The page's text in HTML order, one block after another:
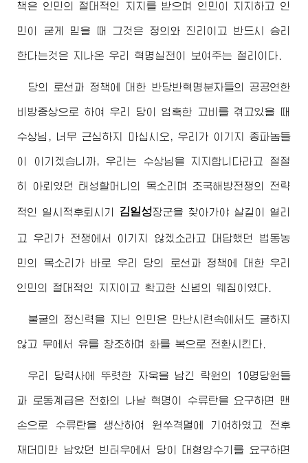
책은 인민의 절대적인 지지를 받으며 인민이 지지하고 인
민이 굳게 믿을 때 그것은 정의와 진리이고 반드시 승리
한다는것은 지나온 우리 혁명실천이 보여주는 철리이다.
당의 로선과 정책에 대한 반당반혁명분자들의 공공연한
비방중상으로 하여 우리 당이 엄혹한 고비를 겪고있을 때
수상님, 너무 근심하지 마십시오, 우리가 이기지 종파놈들
이 이기겠습니까, 우리는 수상님을 지지합니다라고 절절
히 아뢰였던 태성할머니의 목소리며 조국해방전쟁의 전략
적인 일시적후퇴시기 김일성장군을 찾아가야 살길이 열리
고 우리가 전쟁에서 이기지 않겠소라고 대답했던 법동농
민의 목소리가 바로 우리 당의 로선과 정책에 대한 우리
인민의 절대적인 지지이고 확고한 신념의 웨침이였다.
불굴의 정신력을 지닌 인민은 만난시련속에서도 굴하지
않고 무에서 유를 창조하며 화를 복으로 전환시킨다.
우리 당력사에 뚜렷한 자욱을 남긴 락원의 10명당원들
과 로동계급은 전화의 나날 혁명이 수류탄을 요구하면 맨
손으로 수류탄을 생산하여 원쑤격멸에 기여하였고 전후
재더미만 남았던 빈터우에서 당이 대형양수기를 요구하면